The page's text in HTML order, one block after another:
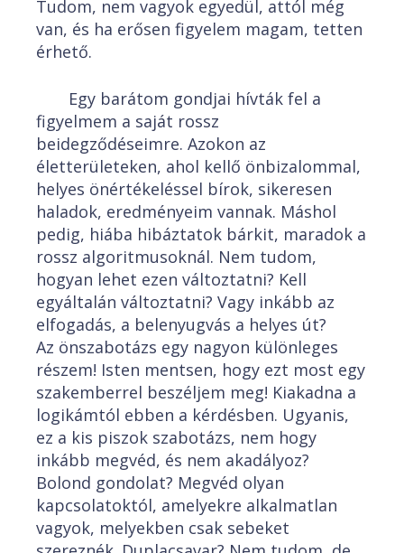
Tudom, nem vagyok egyedül, attól még
van, és ha erősen figyelem magam, tetten
érhető.
Egy barátom gondjai hívták fel a
figyelmem a saját rossz
beidegződéseimre. Azokon az
életterületeken, ahol kellő önbizalommal,
helyes önértékeléssel bírok, sikeresen
haladok, eredményeim vannak. Máshol
pedig, hiába hibáztatok bárkit, maradok a
rossz algoritmusoknál. Nem tudom,
hogyan lehet ezen változtatni? Kell
egyáltalán változtatni? Vagy inkább az
elfogadás, a belenyugvás a helyes út?
Az önszabotázs egy nagyon különleges
részem! Isten mentsen, hogy ezt most egy
szakemberrel beszéljem meg! Kiakadna a
logikámtól ebben a kérdésben. Ugyanis,
ez a kis piszok szabotázs, nem hogy
inkább megvéd, és nem akadályoz?
Bolond gondolat? Megvéd olyan
kapcsolatoktól, amelyekre alkalmatlan
vagyok, melyekben csak sebeket